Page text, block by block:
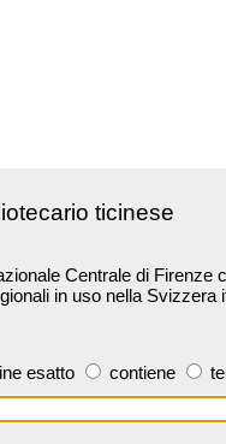
ticinese
Centrale di
in uso nella Svizzera
esatto contiene